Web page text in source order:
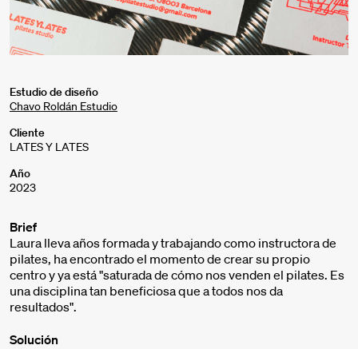
Estudio de diseño
Chavo Roldán Estudio
Cliente
LATES Y LATES
Año
2023
Brief
Laura lleva años formada y trabajando como instructora de
pilates, ha encontrado el momento de crear su propio
centro y ya está "saturada de cómo nos venden el pilates. Es
una disciplina tan beneficiosa que a todos nos da
resultados".
Solución